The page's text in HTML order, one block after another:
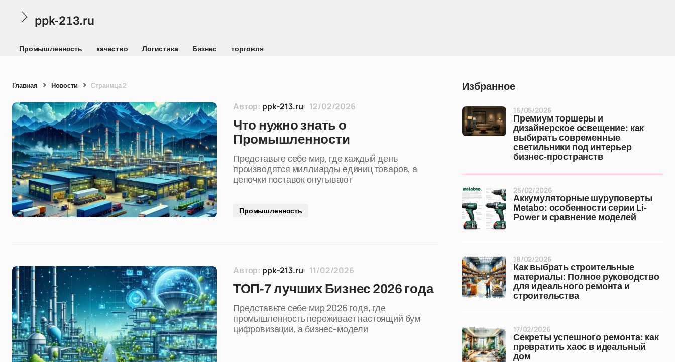
ppk-213.ru
Промышленность качество Логистика Бизнес торговля
Главная Новости Страница 2
Автор: ppk-213.ru 12/02/2026
Что нужно знать о
Промышленности
Представьте себе мир, где каждый день
производятся миллиарды единиц товаров, а
цепочки поставок опутывают
Промышленность
Автор: ppk-213.ru 11/02/2026
ТОП-7 лучших Бизнес 2026 года
Представьте себе мир 2026 года, где
промышленность переживает настоящий бум
цифровизации, а бизнес-модели
Избранное
Премиум торшеры и
дизайнерское освещение: как
выбирать современные
светильники под интерьер
бизнес-пространств
16/05/2026
Аккумуляторные шуруповерты
Metabo: особенности серии Li-
Power и сравнение моделей
25/02/2026
Как выбрать строительные
материалы: Полное руководство
для идеального ремонта и
строительства
18/02/2026
Секреты успешного ремонта: как
превратить хаос в идеальный
дом
17/02/2026